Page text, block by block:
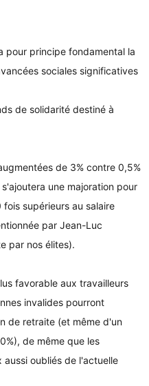
pour principe fondamental la
sociales significatives
de solidarité destiné à
de 3% contre 0,5%
une majoration pour
supérieurs au salaire
par Jean-Luc
par nos élites).
favorable aux travailleurs
invalides pourront
de retraite (et même d'un
de même que les
oubliés de l'actuelle